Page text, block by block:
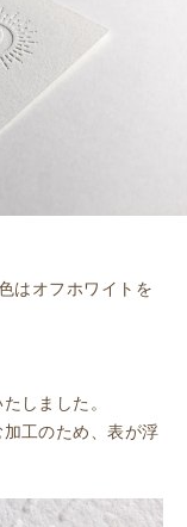
はオフホワイトを
しました。
工のため、表が浮